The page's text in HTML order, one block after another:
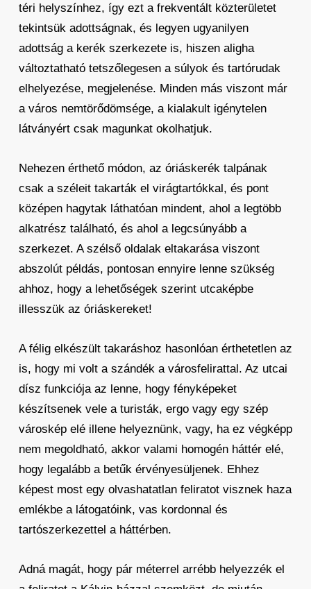
téri helyszínhez, így ezt a frekventált közterületet
tekintsük adottságnak, és legyen ugyanilyen
adottság a kerék szerkezete is, hiszen aligha
változtatható tetszőlegesen a súlyok és tartórudak
elhelyezése, megjelenése. Minden más viszont már
a város nemtörődömsége, a kialakult igénytelen
látványért csak magunkat okolhatjuk.
Nehezen érthető módon, az óriáskerék talpának
csak a széleit takarták el virágtartókkal, és pont
középen hagytak láthatóan mindent, ahol a legtöbb
alkatrész található, és ahol a legcsúnyább a
szerkezet. A szélső oldalak eltakarása viszont
abszolút példás, pontosan ennyire lenne szükség
ahhoz, hogy a lehetőségek szerint utcaképbe
illesszük az óriáskereket!
A félig elkészült takaráshoz hasonlóan érthetetlen az
is, hogy mi volt a szándék a városfelirattal. Az utcai
dísz funkciója az lenne, hogy fényképeket
készítsenek vele a turisták, ergo vagy egy szép
városkép elé illene helyeznünk, vagy, ha ez végképp
nem megoldható, akkor valami homogén háttér elé,
hogy legalább a betűk érvényesüljenek. Ehhez
képest most egy olvashatatlan feliratot visznek haza
emlékbe a látogatóink, vas kordonnal és
tartószerkezettel a háttérben.
Adná magát, hogy pár méterrel arrébb helyezzék el